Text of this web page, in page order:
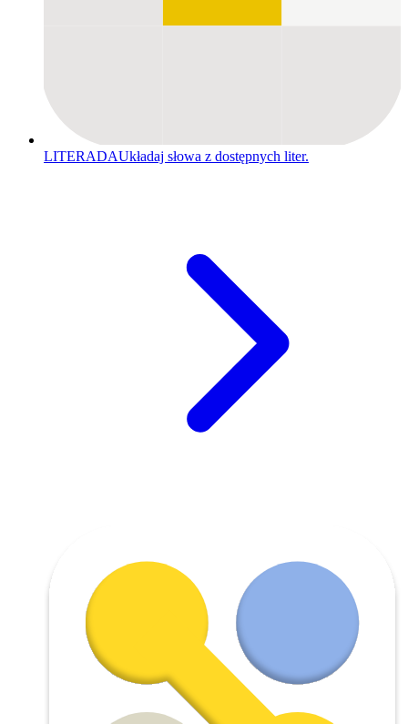
LITERADAUkładaj słowa z dostępnych liter.